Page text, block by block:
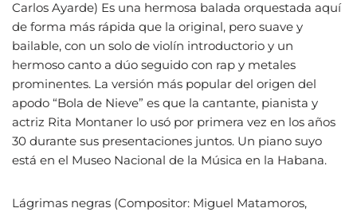
Carlos Ayarde) Es una hermosa balada orquestada aquí
de forma más rápida que la original, pero suave y
bailable, con un solo de violín introductorio y un
hermoso canto a dúo seguido con rap y metales
prominentes. La versión más popular del origen del
apodo “Bola de Nieve” es que la cantante, pianista y
actriz Rita Montaner lo usó por primera vez en los años
30 durante sus presentaciones juntos. Un piano suyo
está en el Museo Nacional de la Música en la Habana.
Lágrimas negras (Compositor: Miguel Matamoros,